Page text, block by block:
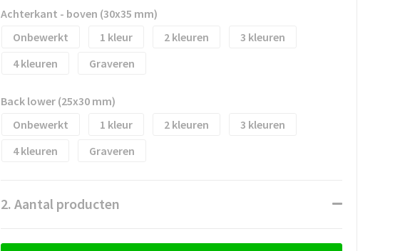
Achterkant - boven (30x35 mm)
Onbewerkt
1 2
3
4
Graveren
Back lower (25x30 mm)
Onbewerkt
1 2
3
4
Graveren
2. Aantal producten